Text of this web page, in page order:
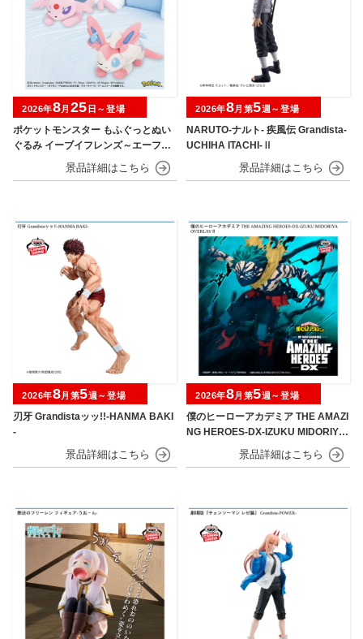
ポケットモンスター もふぐっとぬい
ぐるみ イーブイフレンズ～エーフ
ィ・ニンフィア～おひるねver.
2026年8月 25 日～登場
NARUTO-ナルト- 疾風伝 Grandista-
UCHIHA ITACHI-Ⅱ
2026年8月第5週～登場
刃牙 Grandistaッッ!!-HANMA BAKI
-
2026年8月第5週～登場
僕のヒーローアカデミア THE AMAZI
NG HEROES-DX-IZUKU MIDORIYA
OVERLAY Ⅱ
2026年8月第5週～登場